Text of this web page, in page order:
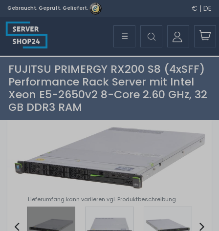
Gebraucht. Geprüft. Geliefert. € | DE
☰
FUJITSU PRIMERGY RX200 S8 (4xSFF)
Performance Rack Server mit Intel
Xeon E5-2650v2 8-Core 2.60 GHz, 32
GB DDR3 RAM
Lieferumfang kann variieren vgl. Produktbeschreibung